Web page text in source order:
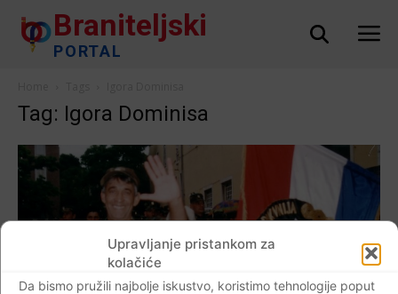
Upravljanje pristankom za
kolačiće
Da bismo pružili najbolje iskustvo, koristimo tehnologije poput
Braniteljski
PORTAL
Tag: Igora Dominisa